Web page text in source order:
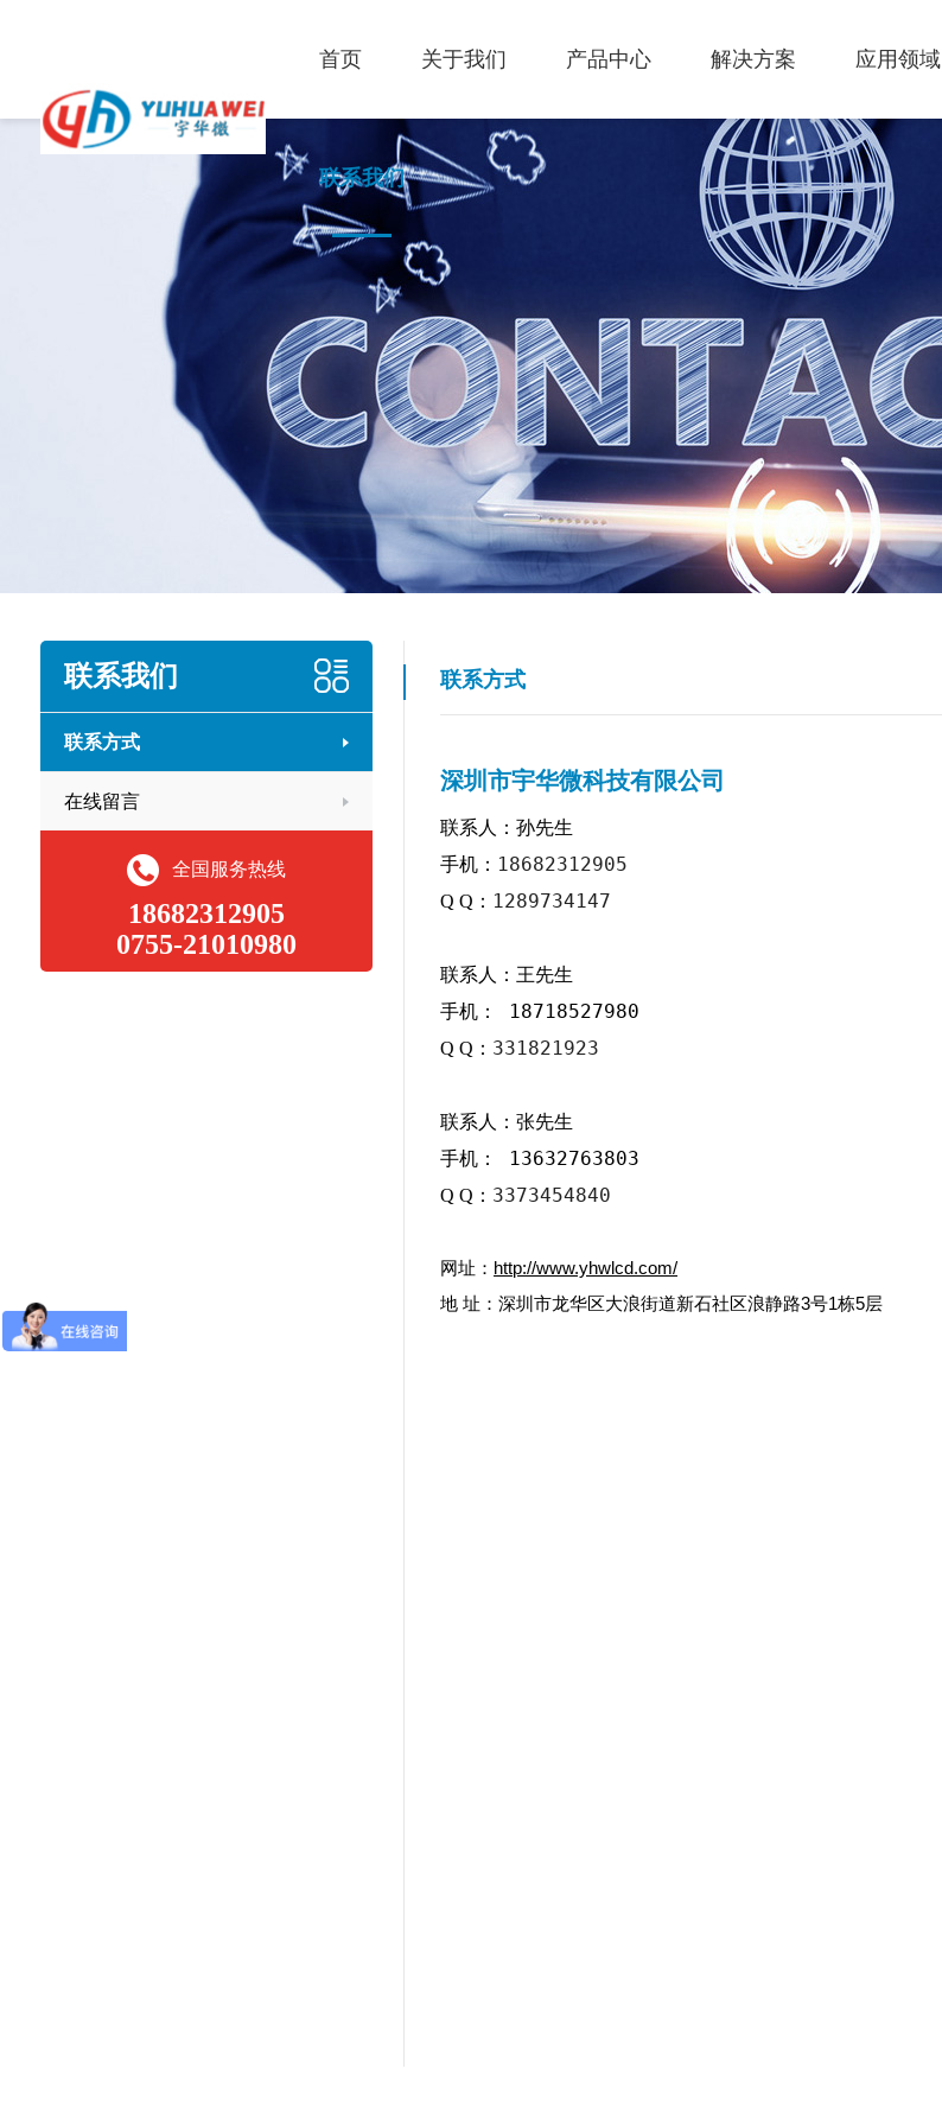
首页 关于我们 产品中心 解决方案 应用领域
联系我们
联系我们
联系方式
在线留言
全国服务热线
18682312905
0755-21010980
联系方式
深圳市宇华微科技有限公司
联系人：孙先生
手机： 18682312905
Q Q： 1289734147
联系人：王先生
手机： 18718527980
Q Q： 331821923
联系人：张先生
手机： 13632763803
Q Q： 3373454840
网址： http://www.yhwlcd.com/
地 址：深圳市龙华区大浪街道新石社区浪静路3号1栋5层